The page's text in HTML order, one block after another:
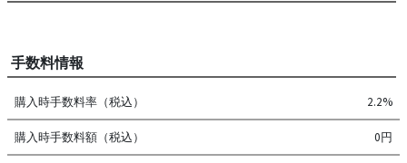
手数料情報
購入時手数料率（税込） 2.2%
購入時手数料額（税込） 0円